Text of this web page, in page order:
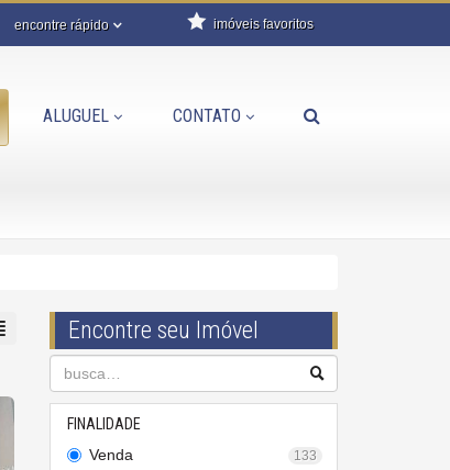
encontre rápido imóveis favoritos
ALUGUEL CONTATO
Encontre seu Imóvel
FINALIDADE
Venda
133